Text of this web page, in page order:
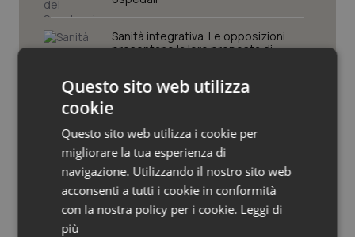
Veneto
Oncoematologia
Oncologia & Nutrizione
Psoriasi & pelle
Quotidiano Cardiologia
Quotidiano Chirurgia
Sanità integrativa. Le opposizioni
presentano la loro proposta di
Edilizia sanitaria. Schillaci al Cipess:
per riqualificazione e
ammodernamento tecnologico delle
strutture sanitarie”
Sangue e plasma. Pronto il
Programma nazionale per
Questo sito web utilizza
cookie
Questo sito web utilizza i cookie per
migliorare la tua esperienza di
navigazione. Utilizzando il nostro sito web
acconsenti a tutti i cookie in conformità
con la nostra policy per i cookie. Leggi di
più